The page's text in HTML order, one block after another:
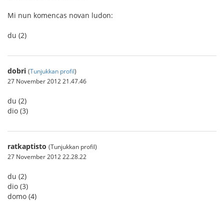
Mi nun komencas novan ludon:
du (2)
dobri (Tunjukkan profil)
27 November 2012 21.47.46
du (2)
dio (3)
ratkaptisto (Tunjukkan profil)
27 November 2012 22.28.22
du (2)
dio (3)
domo (4)